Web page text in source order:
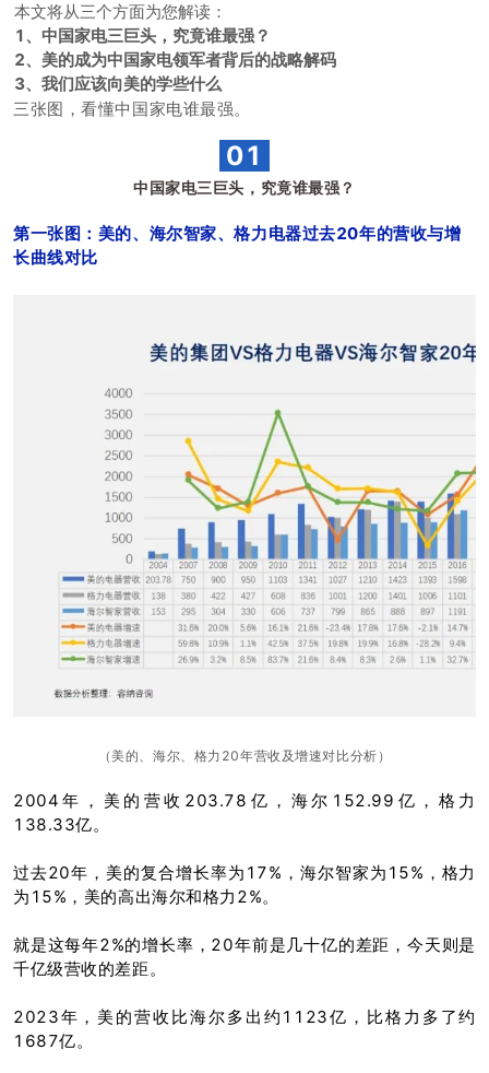
本文将从三个方面为您解读：
1、中国家电三巨头，究竟谁最强？
2、美的成为中国家电领军者背后的战略解码
3、我们应该向美的学些什么
三张图，看懂中国家电谁最强。
01
中国家电三巨头，究竟谁最强？
第一张图：美的、海尔智家、格力电器过去20年的营收与增
长曲线对比
（美的、海尔、格力20年营收及增速对比分析）
2004年，美的营收203.78亿，海尔152.99亿，格力
138.33亿。
过去20年，美的复合增长率为17%，海尔智家为15%，格力
为15%，美的高出海尔和格力2%。
就是这每年2%的增长率，20年前是几十亿的差距，今天则是
千亿级营收的差距。
2023年，美的营收比海尔多出约1123亿，比格力多了约
1687亿。